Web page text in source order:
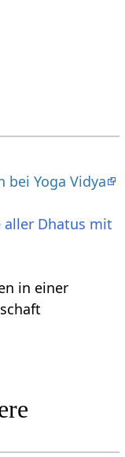
bei Yoga Vidya
aller Dhatus mit
in einer